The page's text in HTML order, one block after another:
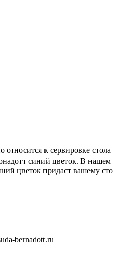
относится к сервировке
синий цветок. В
цветок придаст вашему
bernadott.ru